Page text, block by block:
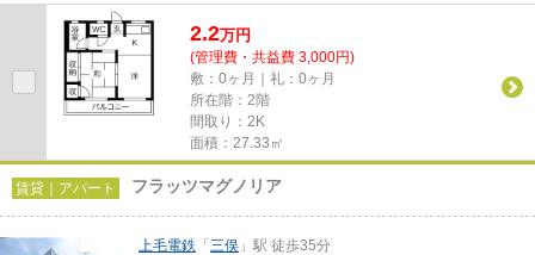
らコチラ☆当社スタッフが地域の...
2.2万円
(管理費・共益費 3,000円)
敷：0ヶ月｜礼：0ヶ月
所在階：2階
間取り：2K
面積：27.33㎡
賃貸｜アパート フラッツマグノリア
上毛電鉄 「 三俣 」駅 徒歩35分